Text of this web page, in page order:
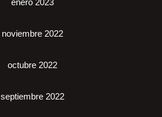
enero 2023
noviembre 2022
octubre 2022
septiembre 2022